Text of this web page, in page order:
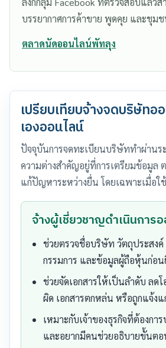
บรรยากาศการค้าขาย พูดคุย และชุ
ตลาดนัดออนไลน์พัทลุง
เปรียบเทียบจ้างจดบริษัทอ
เองออนไลน์
ปัจจุบันการจดทะเบียนบริษัททำผ่านร
ความต่างสำคัญอยู่ที่การเตรียมข้อมูล ต
แก้ปัญหาระหว่างยื่น โดยเฉพาะเมื่อ
จ้างผู้เชี่ยวชาญดำเนินการ
ช่วยตรวจชื่อบริษัท วัตถุประสง
กรรมการ และข้อมูลผู้ถือหุ้นก่อ
ช่วยจัดเอกสารให้เป็นลำดับ ลด
ผิด เอกสารตกหล่น หรือถูกแจ้งแ
เหมาะกับเจ้าของธุรกิจที่ต้องกา
และอยากมีคนช่วยอธิบายขั้นตอ